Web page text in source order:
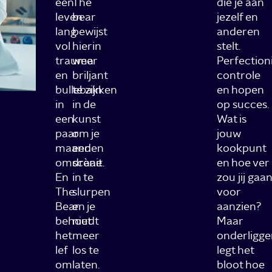
leven
lang
vol
trauma
en
bullebakken
in
een
paar
maanden
omdraait.
En
The
Bear
behoudt
het
lef
om
bear
bewijst
hierin
weer
briljant
te zijn
in de
kunst
om je
een
scène
in te
slurpen
en je
niet
meer
los te
laten.
jezelf en
anderen
stelt.
controle
en hopen
op succes.
Wat is
jouw
kookpunt
en hoe ver
zou jij gaan
voor
aanzien?
Maar
legt het
bloot hoe